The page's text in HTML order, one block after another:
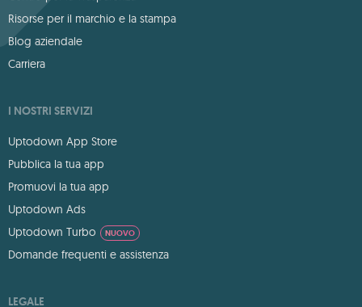
Risorse per il marchio e la stampa
Blog aziendale
Carriera
I NOSTRI SERVIZI
Uptodown App Store
Pubblica la tua app
Promuovi la tua app
Uptodown Ads
Uptodown Turbo
NUOVO
Domande frequenti e assistenza
LEGALE